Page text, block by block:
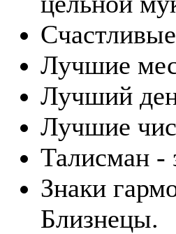
Лучшие
Лучший
Лучшие
Талисман -
Знаки
Близнецы.